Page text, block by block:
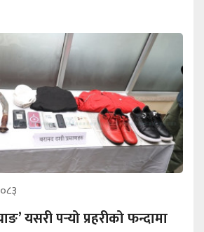
यसरी पर्‍यो प्रहरीको फन्दामा